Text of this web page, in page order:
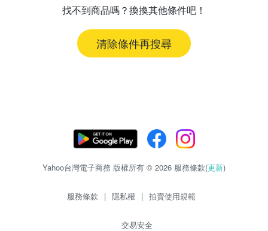
找不到商品嗎？換換其他條件吧！
清除條件再搜尋
Yahoo台灣電子商務 版權所有 © 2026 服務條款(更新)
服務條款 | 隱私權 | 拍賣使用規範
交易安全